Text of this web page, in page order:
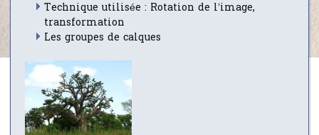
Technique utilisée : Rotation de l’image,
transformation
Les groupes de calques